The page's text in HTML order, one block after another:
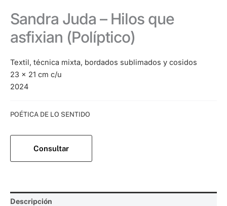
Sandra Juda – Hilos que
asfixian (Políptico)
Textil, técnica mixta, bordados sublimados y cosidos
23 x 21 cm c/u
2024
Categoría:
POÉTICA DE LO SENTIDO
Consultar
Descripción